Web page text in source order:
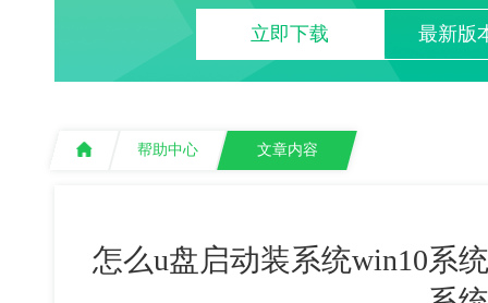
立即下载 最新版
帮助中心 文章内容
怎么u盘启动装系统win10系